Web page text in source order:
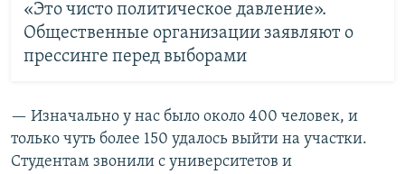
«Это чисто политическое давление».
Общественные организации заявляют о
прессинге перед выборами
— Изначально у нас было около 400 человек, и
только чуть более 150 удалось выйти на участки.
Студентам звонили с университетов и